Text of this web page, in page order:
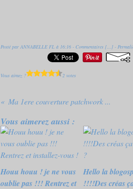
Posté par ANNABELLE FL à 16:16 - Commentaires […] -
Vous aimez ? 2 votes
Ma 1ere couverture patchwork ...
Vous aimerez aussi :
Houu houu ! je ne vous
oublie pas !!! Rentrez et
Hello la
!!!!Des créas